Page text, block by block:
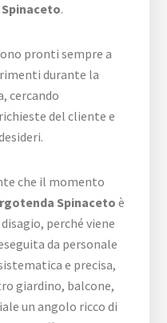
.
pronti sempre a
durante la
cercando
del cliente e
che il momento
Spinaceto è
perché viene
da personale
e precisa,
giardino, balcone,
un angolo ricco di